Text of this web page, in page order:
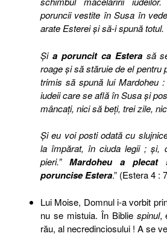
poruncii vestite în Susa în
arate Esterei şi să-i spună totul.
Şi a poruncit ca Estera să
roage şi să stăruie de el
trimis să spună lui Mardoheu
iudeii care se află în Susa şi
mâncaţi, nici să beţi, trei zile,
Şi eu voi posti odată cu
la împărat, în ciuda legii ; şi,
pieri.” Mardoheu a
poruncise Estera.” (Estera 4 :
Lui Moise, Domnul i-a vorbit
nu se mistuia. În Biblie spinul,
rău, al necredinciosului ! A se